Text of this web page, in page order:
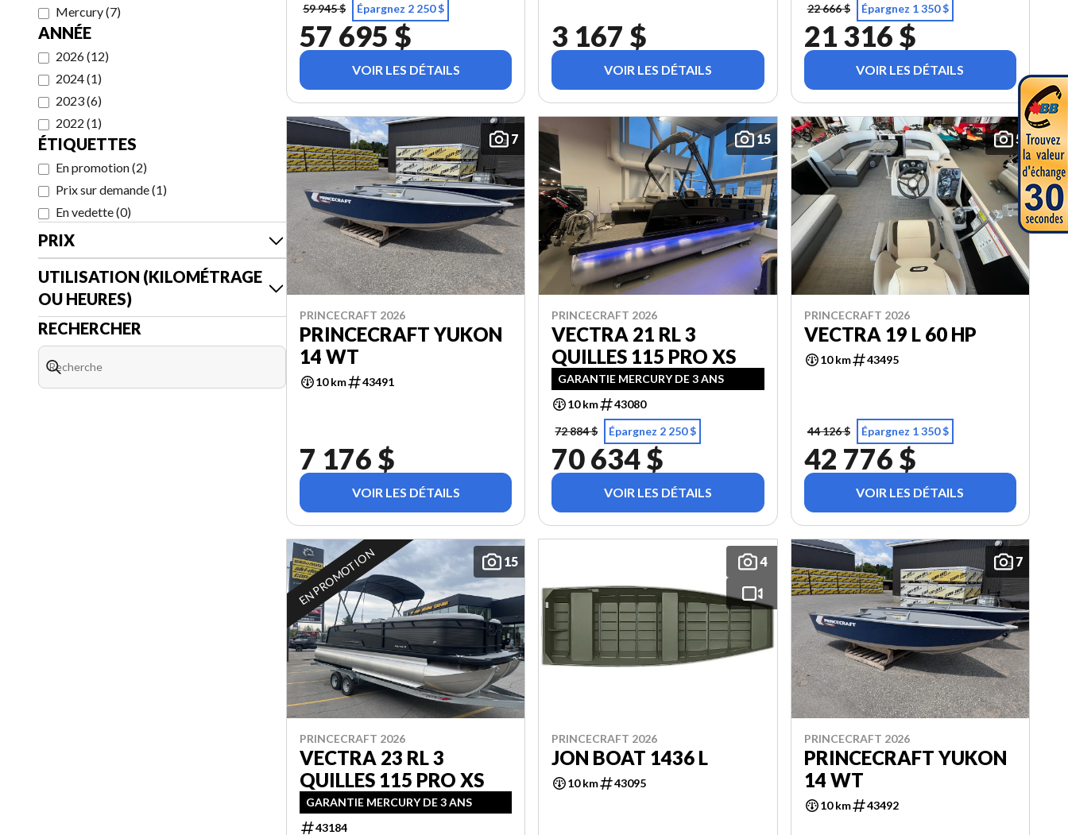
Mercury(7)
ANNÉE
2026(12)
2024(1)
2023(6)
2022 (1)
ÉTIQUETTES
En promotion(2)
Prix sur demande(1)
En vedette(0)
PRIX
UTILISATION (KILOMÉTRAGE
OU HEURES)
RECHERCHER
59 945 $
Épargnez 2 250 $
57 695 $
VOIR LES DÉTAILS
3 167 $
VOIR LES DÉTAILS
22 666 $ Épargnez 1 350 $
21 316 $
VOIR LES DÉTAILS
7
PRINCECRAFT 2026
PRINCECRAFT YUKON
14 WT
10 km 43491
7 176 $
VOIR LES DÉTAILS
15
PRINCECRAFT 2026
VECTRA 21 RL 3
QUILLES 115 PRO XS
GARANTIE MERCURY DE 3 ANS
10 km
43080
72 884 $
Épargnez 2 250 $
70 634 $
VOIR LES DÉTAILS
5
PRINCECRAFT 2026
VECTRA 19 L 60 HP
10 km 43495
44 126 $ Épargnez 1 350 $
42 776 $
VOIR LES DÉTAILS
15
EN PROMOTION
PRINCECRAFT 2026
VECTRA 23 RL 3
QUILLES 115 PRO XS
GARANTIE MERCURY DE 3 ANS
43184
4
PRINCECRAFT 2026
JON BOAT 1436 L
10 km 43095
7
PRINCECRAFT 2026
PRINCECRAFT YUKON
14 WT
10 km 43492